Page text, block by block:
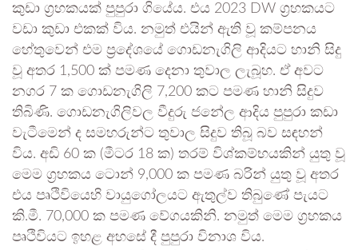
කුඩා ග්‍රහකයක් පුපුරා ගියේය. එය 2023 DW ග්‍රහකයට
වඩා කුඩා එකක් විය. නමුත් එයින් ඇති වූ කම්පනය
හේතුවෙන් එම ප්‍රදේශයේ ගොඩනැගිලි ආදියට හානි සිදු
වූ අතර 1,500 ක් පමණ දෙනා තුවාල ලැබූහ. ඒ අවට
නගර 7 ක ගොඩනැගිලි 7,200 කට පමණ හානි සිදුව
තිබිණි. ගොඩනැගිලිවල වීදුරු ජනේල ආදිය පුපුරා කඩා
වැටීමෙන් ද සමහරුන්ට තුවාල සිදුව තිබූ බව සඳහන්
විය. අඩි 60 ක (මීටර 18 ක) තරම් විශ්කම්භයකින් යුතු වූ
මෙම ග්‍රහකය ටොන් 9,000 ක පමණ බරින් යුතු වූ අතර
එය පෘථිවියෙහි වායුගෝලයට ඇතුල්ව තිබුණේ පැයට
කි.මී. 70,000 ක පමණ වේගයකිනි. නමුත් මෙම ග්‍රහකය
පෘථිවියට ඉහළ අහසේ දී පුපුරා විනාශ විය.